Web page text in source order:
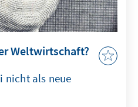
Abschlusses
Weltwirtschaft?
nicht als neue